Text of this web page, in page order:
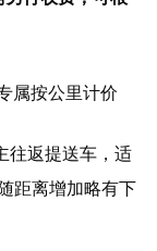
属按公里计价
往返提送车，适
距离增加略有下